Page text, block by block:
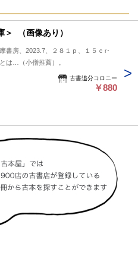
＞ （画像あり）
書房、2023.7、２８１ｐ、１５ｃｍ
は…（小僧推薦）。
古書追分コロニー
￥880